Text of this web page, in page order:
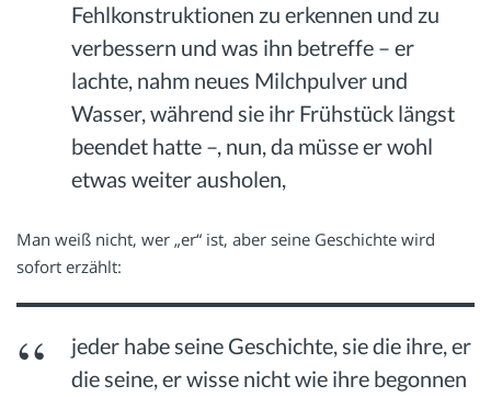
Fehlkonstruktionen zu erkennen und zu
verbessern und was ihn betreffe – er
lachte, nahm neues Milchpulver und
Wasser, während sie ihr Frühstück längst
beendet hatte –, nun, da müsse er wohl
etwas weiter ausholen,
Man weiß nicht, wer „er“ ist, aber seine Geschichte wird
sofort erzählt:
jeder habe seine Geschichte, sie die ihre, er
die seine, er wisse nicht wie ihre begonnen